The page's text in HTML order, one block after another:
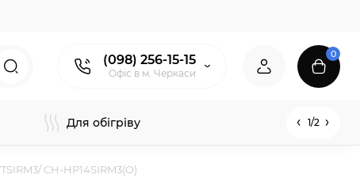
(098) 256-15-15
Офіс в м. Черкаси
0
Для обігріву 1/2
CH-HP14SIRM3(O)